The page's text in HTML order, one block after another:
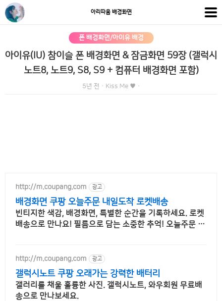
아리따움 배경화면
폰 배경화면/아이유 배경
아이유(IU) 참이슬 폰 배경화면 & 잠금화면 59장 (갤럭시
노트8, 노트9, S8, S9 + 컴퓨터 배경화면 포함)
5년 전 · Kiss Me ♥ ·
http://m.coupang.com 광고
배경화면 쿠팡 오늘주문 내일도착 로켓배송
빈티지한 색감, 배경화면, 특별한 순간을 기록하세요. 로켓
배송으로 만나요! 필름으로 담는 소중한 추억! 오늘주문 내
http://m.coupang.com 광고
갤럭시노트 쿠팡 오래가는 강력한 배터리
갤러리를 채울 훌륭한 사진. 갤럭시노트, 와우회원 무료배
송으로 만나보세요.